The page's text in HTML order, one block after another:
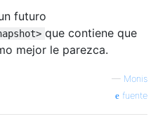
futuro
que contiene que
mejor le parezca.
— Monis
fuente